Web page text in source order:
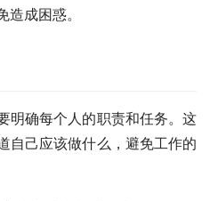
成困惑。
明确每个人的职责和任务。这
自己应该做什么，避免工作的